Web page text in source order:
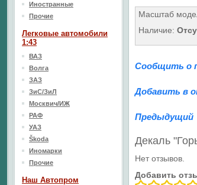
Масштаб
Наличие:
Сообщить о
Добавить в
Предыдущий
Декаль
Нет отзывов.
Добавить
Иностранные
Прочие
Легковые автомобили
1:43
ВАЗ
Волга
ЗАЗ
ЗиС/ЗиЛ
Москвич/ИЖ
РАФ
УАЗ
Škoda
Иномарки
Прочие
Наш Aвтопром